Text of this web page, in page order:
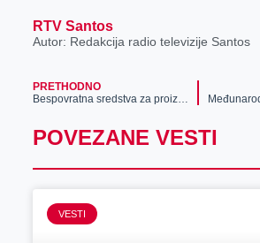
RTV Santos
Autor: Redakcija radio televizije Santos
PRETHODNO
Bespovratna sredstva za proizvodnju vina, rakije i piva u AP Vojvodini
POVEZANE VESTI
VESTI